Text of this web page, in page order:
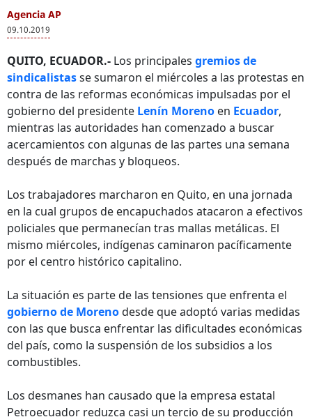
Agencia AP
09.10.2019
QUITO, ECUADOR.- Los principales gremios de
sindicalistasse sumaron el miércoles a las protestas en
contra de las reformas económicas impulsadas por el
gobierno del presidente Lenín Moreno en Ecuador,
mientras las autoridades han comenzado a buscar
acercamientos con algunas de las partes una semana
después de marchas y bloqueos.
Los trabajadores marcharon en Quito, en una jornada
en la cual grupos de encapuchados atacaron a efectivos
policiales que permanecían tras mallas metálicas. El
mismo miércoles, indígenas caminaron pacíficamente
por el centro histórico capitalino.
La situación es parte de las tensiones que enfrenta el
gobierno de Morenodesde que adoptó varias medidas
con las que busca enfrentar las dificultades económicas
del país, como la suspensión de los subsidios a los
combustibles.
Los desmanes han causado que la empresa estatal
Petroecuador reduzca casi un tercio de su producción